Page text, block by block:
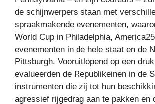
de schijnwerpers staan ​​met
spraakmakende evenementen,
World Cup in Philadelphia,
evenementen in de hele staat en de
Pittsburgh. Vooruitlopend op een
evalueerden de Republikeinen in de
instrumenten die zij tot hun
agressief rijgedrag aan te pakken en